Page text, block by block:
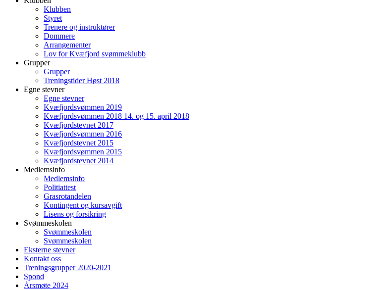
Klubben
Styret
Trenere og instruktører
Dommere
Arrangementer
Lov for Kvæfjord svømmeklubb
Grupper
Grupper
Treningstider Høst 2018
Egne stevner
Egne stevner
Kvæfjordsvømmen 2019
Kvæfjordsvømmen 2018 14. og 15. april 2018
Kvæfjordstevnet 2017
Kvæfjordsvømmen 2016
Kvæfjordstevnet 2015
Kvæfjordsvømmen 2015
Kvæfjordstevnet 2014
Medlemsinfo
Medlemsinfo
Politiattest
Grasrotandelen
Kontingent og kursavgift
Lisens og forsikring
Svømmeskolen
Svømmeskolen
Svømmeskolen
Eksterne stevner
Kontakt oss
Treningsgrupper 2020-2021
Spond
Årsmøte 2024